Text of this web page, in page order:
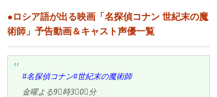
●ロシア語が出る映画「名探偵コナン 世紀末の魔
術師」予告動画＆キャスト声優一覧
#名探偵コナン#世紀末の魔術師
金曜よる9⃣時3⃣0⃣分